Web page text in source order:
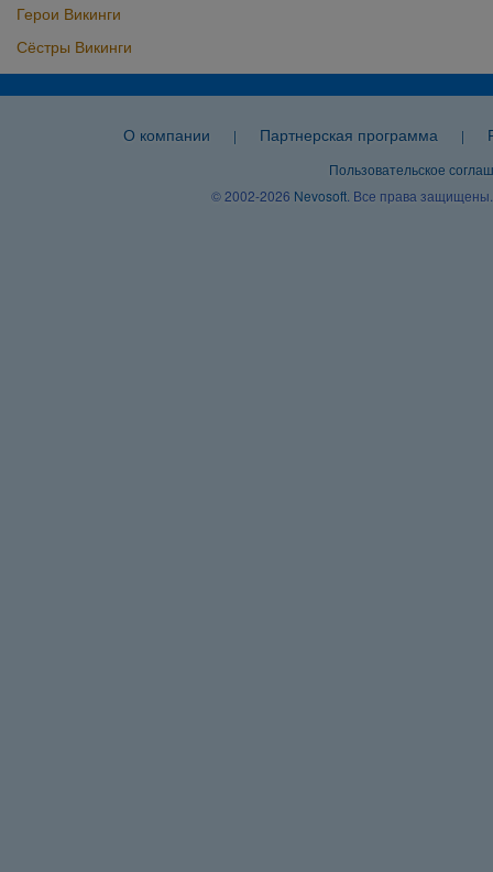
Герои Викинги
Сёстры Викинги
О компании | Партнерская программа |
Пользовательское
© 2002-2026 Nevosoft . Все права защищены